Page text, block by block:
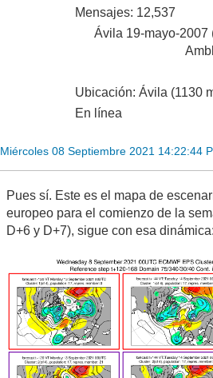
Mensajes: 12,537
Ávila 19-mayo-2007
Ubicación: Ávila (1130
En línea
Miércoles 08 Septiembre 2021 14:22:44
Pues sí. Este es el mapa de
europeo para el comienzo de la
D+6 y D+7), sigue con esa dinámica: